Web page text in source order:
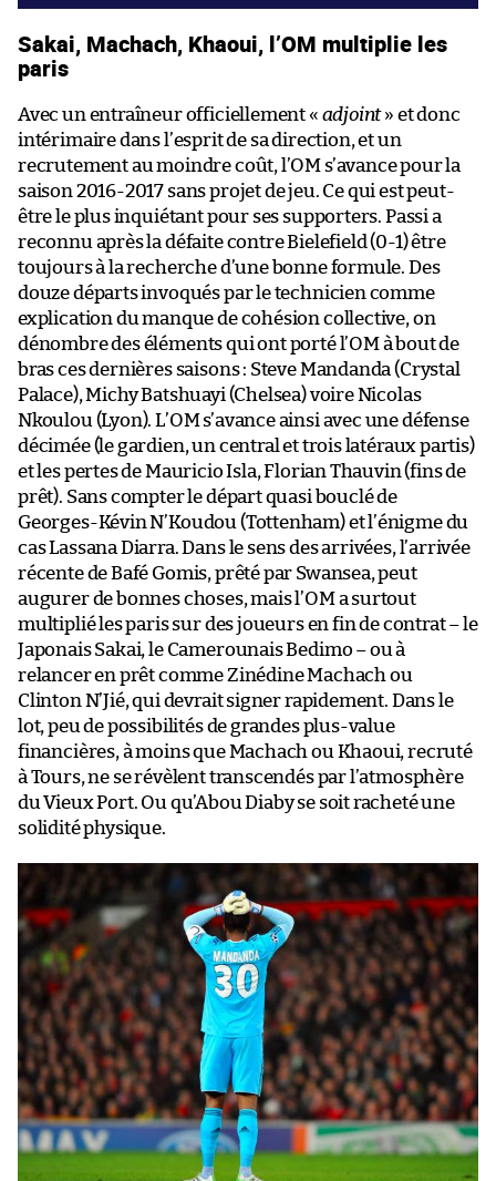
Sakai, Machach, Khaoui, l’OM multiplie les
paris
Avec un entraîneur officiellement « adjoint» et donc
intérimaire dans l’esprit de sa direction, et un
recrutement au moindre coût, l’OM s’avance pour la
saison 2016-2017 sans projet de jeu. Ce qui est peut-
être le plus inquiétant pour ses supporters. Passi a
reconnu après la défaite contre Bielefield (0-1) être
toujours à la recherche d’une bonne formule. Des
douze départs invoqués par le technicien comme
explication du manque de cohésion collective, on
dénombre des éléments qui ont porté l’OM à bout de
bras ces dernières saisons : Steve Mandanda (Crystal
Palace), Michy Batshuayi (Chelsea) voire Nicolas
Nkoulou (Lyon). L’OM s’avance ainsi avec une défense
décimée (le gardien, un central et trois latéraux partis)
et les pertes de Mauricio Isla, Florian Thauvin (fins de
prêt). Sans compter le départ quasi bouclé de
Georges-Kévin N’Koudou (Tottenham) et l’énigme du
cas Lassana Diarra. Dans le sens des arrivées, l’arrivée
récente de Bafé Gomis, prêté par Swansea, peut
augurer de bonnes choses, mais l’OM a surtout
multiplié les paris sur des joueurs en fin de contrat – le
Japonais Sakai, le Camerounais Bedimo – ou à
relancer en prêt comme Zinédine Machach ou
Clinton N’Jié, qui devrait signer rapidement. Dans le
lot, peu de possibilités de grandes plus-value
financières, à moins que Machach ou Khaoui, recruté
à Tours, ne se révèlent transcendés par l’atmosphère
du Vieux Port. Ou qu’Abou Diaby se soit racheté une
solidité physique.